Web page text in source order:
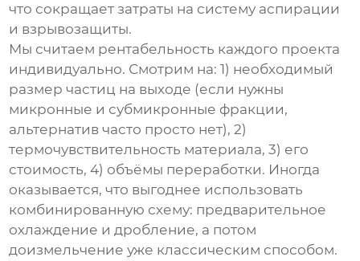
что сокращает затраты на систему аспирации
и взрывозащиты.
Мы считаем рентабельность каждого проекта
индивидуально. Смотрим на: 1) необходимый
размер частиц на выходе (если нужны
микронные и субмикронные фракции,
альтернатив часто просто нет), 2)
термочувствительность материала, 3) его
стоимость, 4) объёмы переработки. Иногда
оказывается, что выгоднее использовать
комбинированную схему: предварительное
охлаждение и дробление, а потом
доизмельчение уже классическим способом.